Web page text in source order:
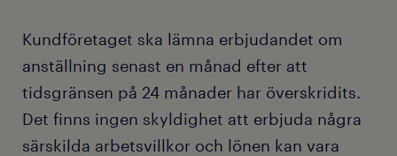
Kundföretaget ska lämna erbjudandet om
anställning senast en månad efter att
tidsgränsen på 24 månader har överskridits.
Det finns ingen skyldighet att erbjuda några
särskilda arbetsvillkor och lönen kan vara